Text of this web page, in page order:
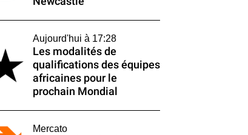
Aujourd'hui à 17:28
Les modalités de
qualifications des équipes
africaines pour le
prochain Mondial
Mercato